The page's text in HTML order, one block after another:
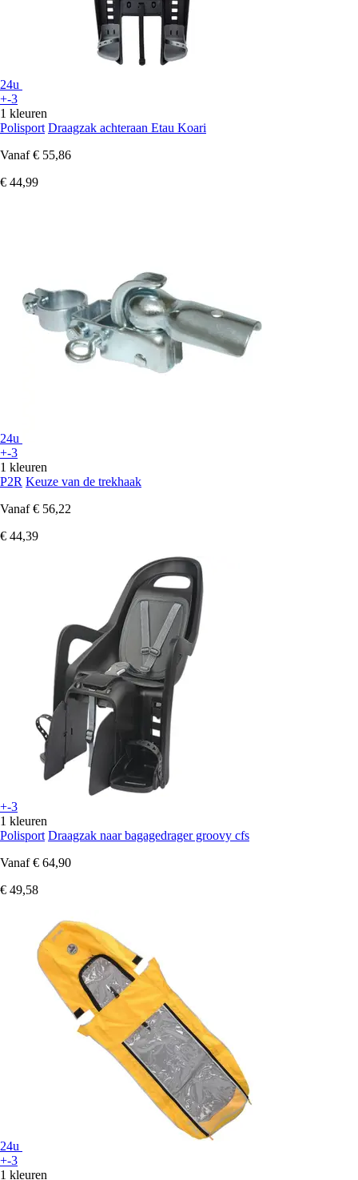
24u
+-3
1 kleuren
Polisport Draagzak achteraan Etau Koari
Vanaf € 55,86
€ 44,99
24u
+-3
1 kleuren
P2R Keuze van de trekhaak
Vanaf € 56,22
€ 44,39
+-3
1 kleuren
Polisport Draagzak naar bagagedrager groovy cfs
Vanaf € 64,90
€ 49,58
24u
+-3
1 kleuren